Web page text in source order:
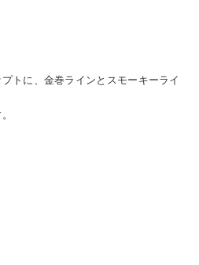
トに、金巻ラインとスモーキーライ